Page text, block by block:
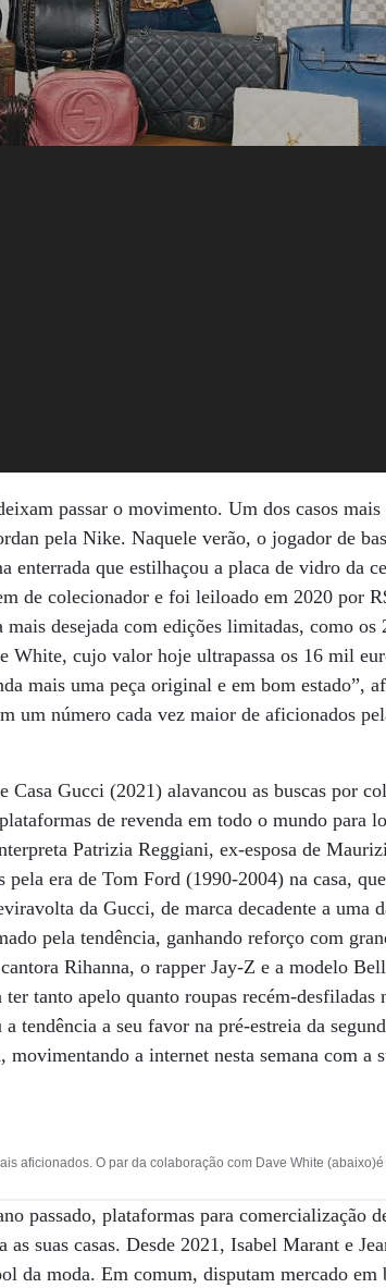
passar o movimento. Um dos casos
pela Nike. Naquele verão, o jogador de
enterrada que estilhaçou a placa de vidro da
de colecionador e foi leiloado em 2020 por
desejada com edições limitadas, como os
White, cujo valor hoje ultrapassa os 16 mil
mais uma peça original e em bom estado”,
um número cada vez maior de aficionados
Casa Gucci (2021) alavancou as buscas por
de revenda em todo o mundo para
Patrizia Reggiani, ex-esposa de
era de Tom Ford (1990-2004) na casa,
da Gucci, de marca decadente a uma
pela tendência, ganhando reforço com
Rihanna, o rapper Jay-Z e a modelo
ter tanto apelo quanto roupas recém-desfiladas
tendência a seu favor na pré-estreia da
a internet nesta semana com a
aficionados. O par da colaboração com Dave White
passado, plataformas para comercialização
as suas casas. Desde 2021, Isabel Marant e
da moda. Em comum, disputam mercado em